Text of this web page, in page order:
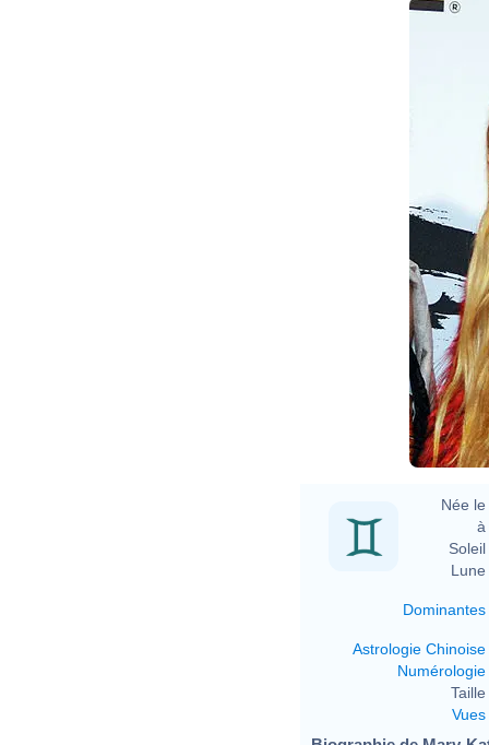
Née le
à
Soleil
Lune
Dominantes
Astrologie Chinoise
Numérologie
Taille
Vues